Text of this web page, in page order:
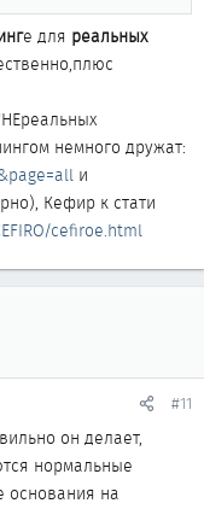
е для реальных
немного дружат:
и
Кефир к стати
cefiroe.html
#11
он делает,
нормальные
основания на